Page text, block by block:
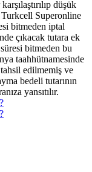
düşük
Superonline
bitmeden iptal
çıkacak tutara ek
bitmeden bu
taahhütnamesinde
edilmemiş ve
bedeli tutarının
yansıtılır.​